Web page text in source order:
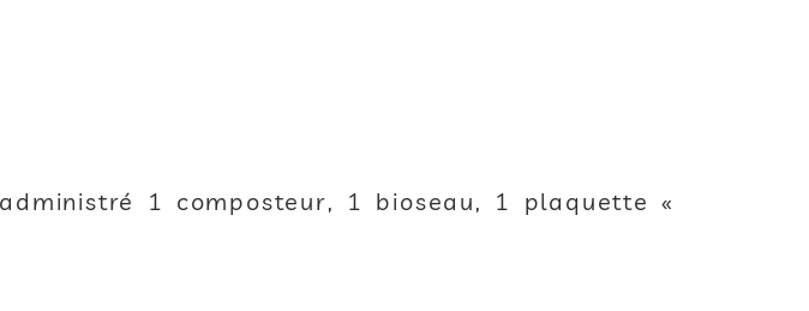
1 composteur, 1 bioseau, 1 plaquette «